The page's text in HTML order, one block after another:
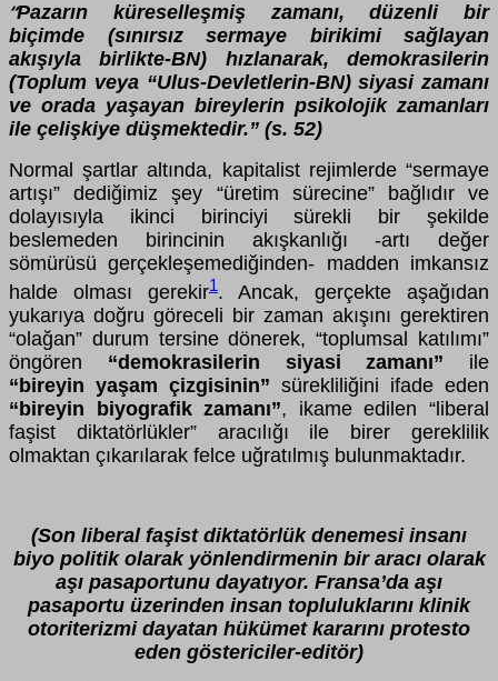
“Pazarın küreselleşmiş zamanı, düzenli bir
biçimde (sınırsız sermaye birikimi sağlayan
akışıyla birlikte-BN) hızlanarak, demokrasilerin
(Toplum veya “Ulus-Devletlerin-BN) siyasi zamanı
ve orada yaşayan bireylerin psikolojik zamanları
ile çelişkiye düşmektedir.” (s. 52)
Normal şartlar altında, kapitalist rejimlerde “sermaye
artışı” dediğimiz şey “üretim sürecine” bağlıdır ve
dolayısıyla ikinci birinciyi sürekli bir şekilde
beslemeden birincinin akışkanlığı -artı değer
sömürüsü gerçekleşemediğinden- madden imkansız
halde olması gerekir1. Ancak, gerçekte aşağıdan
yukarıya doğru göreceli bir zaman akışını gerektiren
“olağan” durum tersine dönerek, “toplumsal katılımı”
öngören “demokrasilerin siyasi zamanı” ile
“bireyin yaşam çizgisinin” sürekliliğini ifade eden
“bireyin biyografik zamanı”, ikame edilen “liberal
faşist diktatörlükler” aracılığı ile birer gereklilik
olmaktan çıkarılarak felce uğratılmış bulunmaktadır.
(Son liberal faşist diktatörlük denemesi insanı
biyo politik olarak yönlendirmenin bir aracı olarak
aşı pasaportunu dayatıyor. Fransa’da aşı
pasaportu üzerinden insan topluluklarını klinik
otoriterizmi dayatan hükümet kararını protesto
eden göstericiler-editör)